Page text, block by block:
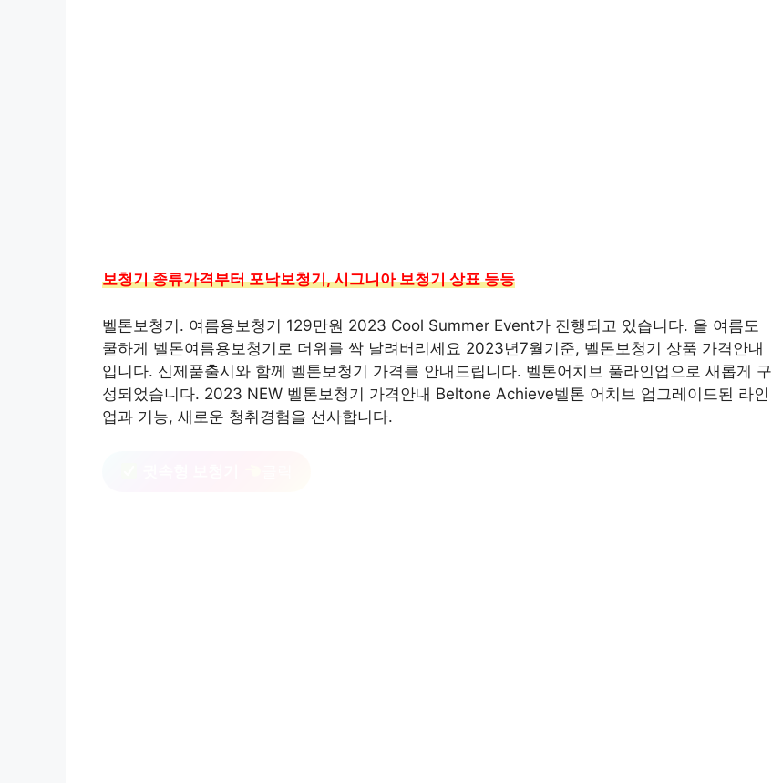
보청기 종류가격부터 포낙보청기, 시그니아 보청기 상표 등등
벨톤보청기. 여름용보청기 129만원 2023 Cool Summer Event가 진행되고 있습니다. 올 여름도
쿨하게 벨톤여름용보청기로 더위를 싹 날려버리세요 2023년7월기준, 벨톤보청기 상품 가격안내
입니다. 신제품출시와 함께 벨톤보청기 가격를 안내드립니다. 벨톤어치브 풀라인업으로 새롭게 구
성되었습니다. 2023 NEW 벨톤보청기 가격안내 Beltone Achieve벨톤 어치브 업그레이드된 라인
업과 기능, 새로운 청취경험을 선사합니다.